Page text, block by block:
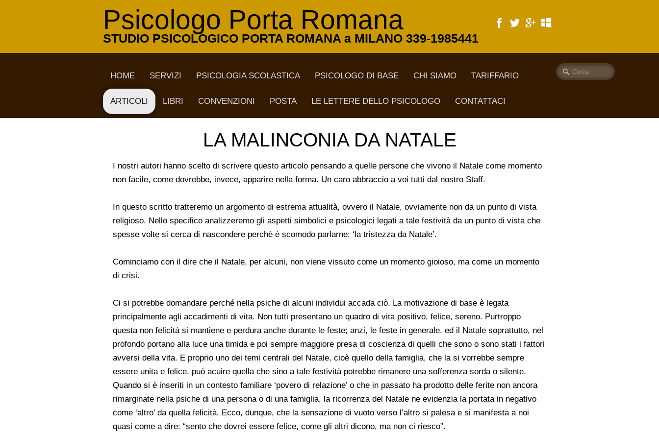
Psicologo Porta Romana
STUDIO PSICOLOGICO PORTA ROMANA a MILANO 339-1985441
HOME SERVIZI PSICOLOGIA SCOLASTICA PSICOLOGO DI BASE CHI SIAMO TARIFFARIO
ARTICOLI LIBRI CONVENZIONI POSTA LE LETTERE DELLO PSICOLOGO CONTATTACI
LA MALINCONIA DA NATALE
I nostri autori hanno scelto di scrivere questo articolo pensando a quelle persone che vivono il Natale come momento
non facile, come dovrebbe, invece, apparire nella forma. Un caro abbraccio a voi tutti dal nostro Staff.
In questo scritto tratteremo un argomento di estrema attualità, ovvero il Natale, ovviamente non da un punto di vista
religioso. Nello specifico analizzeremo gli aspetti simbolici e psicologici legati a tale festività da un punto di vista che
spesse volte si cerca di nascondere perché è scomodo parlarne: ‘la tristezza da Natale’.
Cominciamo con il dire che il Natale, per alcuni, non viene vissuto come un momento gioioso, ma come un momento
di crisi.
Ci si potrebbe domandare perché nella psiche di alcuni individui accada ciò. La motivazione di base è legata
principalmente agli accadimenti di vita. Non tutti presentano un quadro di vita positivo, felice, sereno. Purtroppo
questa non felicità si mantiene e perdura anche durante le feste; anzi, le feste in generale, ed il Natale soprattutto, nel
profondo portano alla luce una timida e poi sempre maggiore presa di coscienza di quelli che sono o sono stati i fattori
avversi della vita. E proprio uno dei temi centrali del Natale, cioè quello della famiglia, che la si vorrebbe sempre
essere unita e felice, può acuire quella che sino a tale festività potrebbe rimanere una sofferenza sorda o silente.
Quando si è inseriti in un contesto familiare ‘povero di relazione’ o che in passato ha prodotto delle ferite non ancora
rimarginate nella psiche di una persona o di una famiglia, la ricorrenza del Natale ne evidenzia la portata in negativo
come ‘altro’ da quella felicità. Ecco, dunque, che la sensazione di vuoto verso l’altro si palesa e si manifesta a noi
quasi come a dire: “sento che dovrei essere felice, come gli altri dicono, ma non ci riesco”.